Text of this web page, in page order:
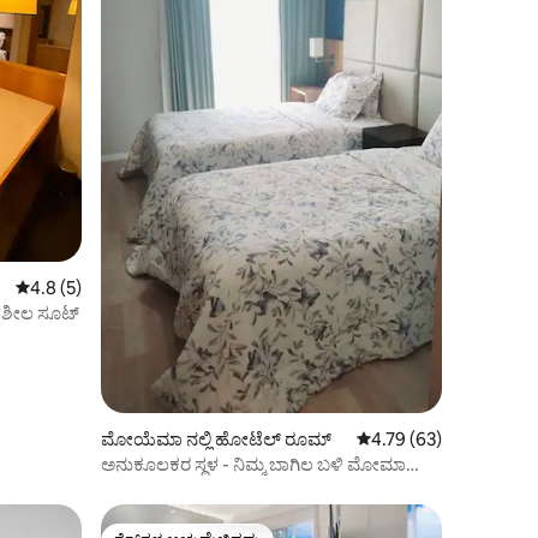
5 ರಲ್ಲಿ 4.8 ಸರಾಸರಿ ರೇಟಿಂಗ್, 5 ವಿಮರ್ಶೆಗಳು
4.8 (5)
ಸೂಟ್
ಮೋಯೆಮಾ ನಲ್ಲಿ ಹೋಟೆಲ್ ರೂಮ್ 5 ರಲ್ಲಿ 4.79 ಸರಾಸರಿ
4.79 (63)
ಅನುಕೂಲಕರ ಸ್ಥಳ - ನಿಮ್ಮ ಬಾಗಿಲ ಬಳಿ ಮೋಮಾ